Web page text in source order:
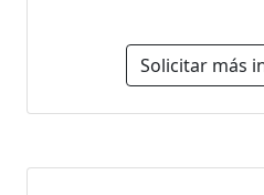
Solicitar más